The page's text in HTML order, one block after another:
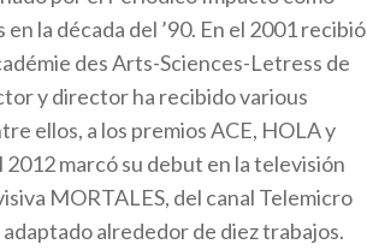
la década del ’90. En el 2001 recibió
des Arts-Sciences-Letress de
y director ha recibido various
ellos, a los premios ACE, HOLA y
marcó su debut en la televisión
MORTALES, del canal Telemicro
alrededor de diez trabajos.